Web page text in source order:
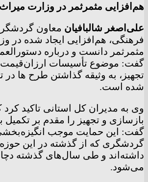
هم‌افزایی مثمرثمر در وزارت
علی‌اصغر شالبافیان معاون
فرهنگی، هم‌افزایی ایجاد شده در
گفت: موضوع تأسیسات
شده است.
وی به مدیران کل استانی تاکید
بازسازی و تجهیز را مقدم بر تکمیل
گفت: این حمایت موجب
گردشگری که از گذشته در این
داشته‌اند و طی سال‌های گذشته
می‌شود.